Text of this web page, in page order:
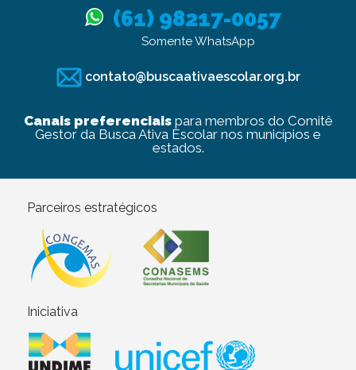
(61) 98217-0057
Somente WhatsApp
contato@buscaativaescolar.org.br
Canais preferenciaispara membros do Comitê
Gestor da Busca Ativa Escolar nos municípios e
estados.
Parceiros estratégicos
Iniciativa